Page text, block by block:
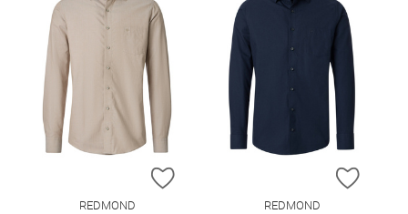
ZUR WUNSCHLISTE HINZUFÜGEN
REDMOND
ZUR
REDMOND